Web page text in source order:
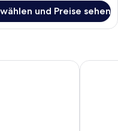
und Preise sehen
Circus